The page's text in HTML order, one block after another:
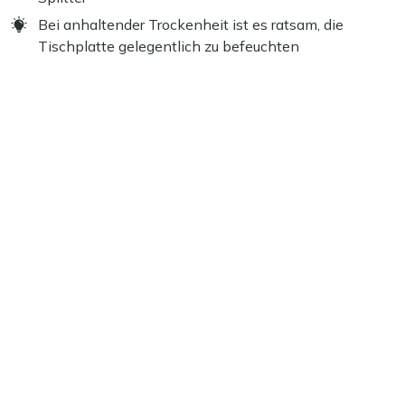
Bei anhaltender Trockenheit ist es ratsam, die
Tischplatte gelegentlich zu befeuchten